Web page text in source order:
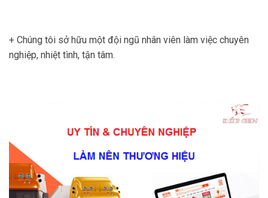
+ Chúng tôi sở hữu một đội ngũ nhân viên làm việc chuyên
nghiệp, nhiệt tình, tận tâm.